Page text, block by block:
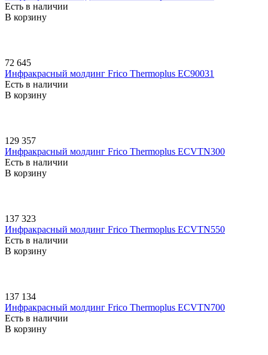
Есть в наличии
В корзину
72 645
Инфракрасный молдинг Frico Thermoplus EC90031
Есть в наличии
В корзину
129 357
Инфракрасный молдинг Frico Thermoplus ECVTN300
Есть в наличии
В корзину
137 323
Инфракрасный молдинг Frico Thermoplus ECVTN550
Есть в наличии
В корзину
137 134
Инфракрасный молдинг Frico Thermoplus ECVTN700
Есть в наличии
В корзину